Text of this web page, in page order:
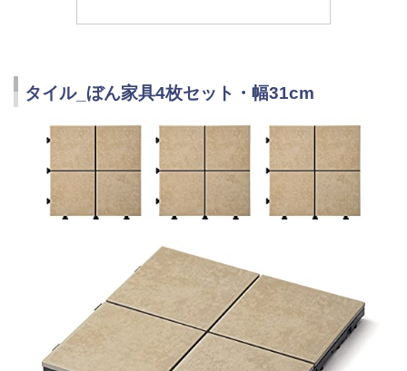
タイル_ぼん家具4枚セット・幅31cm